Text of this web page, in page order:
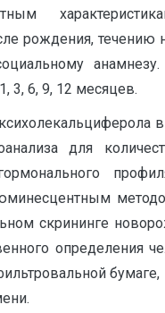
рождения, течению
3, 6, 9, 12 месяцев.
для
скрининге
определения